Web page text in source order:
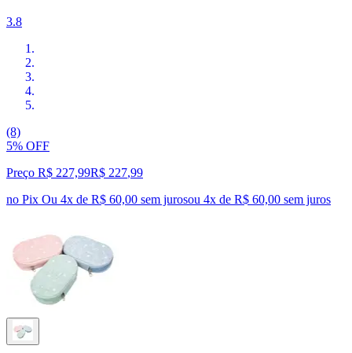
3.8
(8)
5% OFF
Preço R$ 227,99R$ 227,99
no Pix Ou 4x de R$ 60,00 sem jurosou 4x de R$ 60,00 sem juros